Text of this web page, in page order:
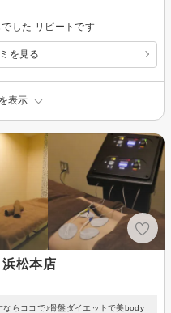
した リピートです
を見る
表示
松本店
らココで♪骨盤ダイエットで美body